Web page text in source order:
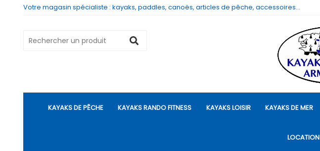
Votre magasin spécialiste : kayaks, paddles, canoës, articles de pêche, accessoires...
KAYAKS DE PÊCHE KAYAKS RANDO FITNESS KAYAKS LOISIR KAYAKS DE MER
LOCATION